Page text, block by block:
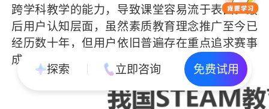
跨学科教学的能力，导致课堂容易流于表面。最
后用户认知层面，虽然素质教育理念推广至今已
经历数十年，但用户依旧普遍存在重点追求赛事
成绩等外化效果的问题。
探索 立即咨询 免费试用